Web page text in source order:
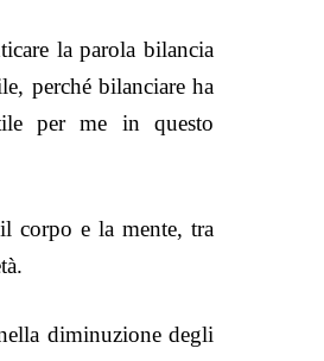
la parola bilancia
perché bilanciare ha
per me in questo
corpo e la mente, tra
diminuzione degli